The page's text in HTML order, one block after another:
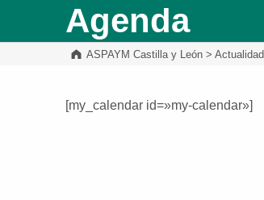
Agenda
ASPAYM Castilla y León >Actualidad
[my_calendar id=»my-calendar»]